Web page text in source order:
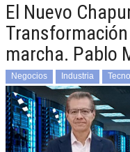
El Nuevo
marcha. Pablo
Negocios Industria